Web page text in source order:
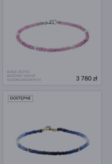
BIAŁE ZŁOTO
RÓŻOWY SZAFIR
SŁODKOWODNYCH
3 780 zł
DOSTĘPNE